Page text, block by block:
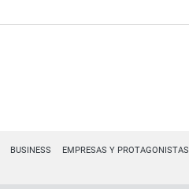
BUSINESS EMPRESAS Y PROTAGONISTAS